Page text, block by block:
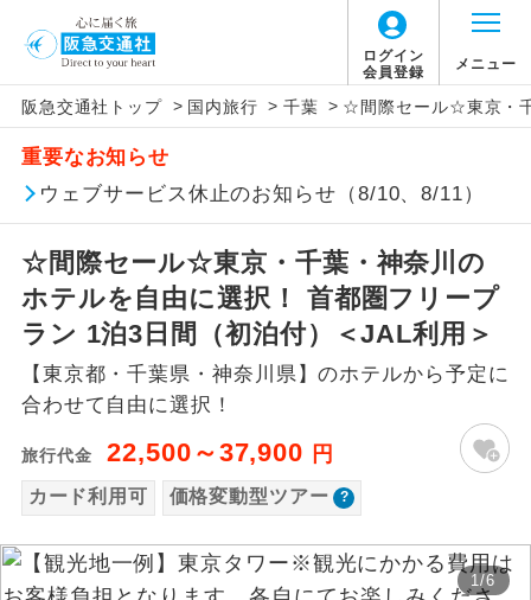
ログイン
会員登録
メニュー
阪急交通社トップ > 国内旅行 > 千葉 > ☆間際セール☆東京・
重要なお知らせ
ウェブサービス休止のお知らせ（8/10、8/11）
☆間際セール☆東京・千葉・神奈川の
ホテルを自由に選択！ 首都圏フリープ
ラン 1泊3日間（初泊付）＜JAL利用＞
【東京都・千葉県・神奈川県】のホテルから予定に
合わせて自由に選択！
旅行代金 22,500～37,900 円
カード利用可 価格変動型ツアー
1/6
アイコン 説明
添乗員同行
往路出発空港（駅）から復路到着空港
（駅）まで同行します。
現地添乗員同
現地到着空港（駅）から最終日出発空港
（駅）まで添乗員が同行します。
バスガイド乗
務
バスガイドが乗務し、車内での観光案内
があります。
世界遺産
ユネスコに登録されている文化遺産や自
然遺産を訪ねるコースです。
絶景 絶景スポットに立ち寄るコースです。
「価格変動型ツアー」に関するご案内
価格変動型ツアーとは
賃」を利用したツアーです。
お申し込み時期・ご利用便の空席状況に
よって料金が変動いたします。
以下の注意事項をあらかじめご了承いただき
ますようお願いいたします。
お支払いについて
お支払いは、クレジットカード決済のみとな
ります。